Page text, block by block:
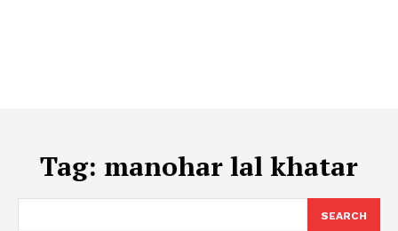
Tag: manohar lal khatar
SEARCH